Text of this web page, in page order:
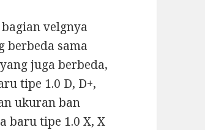
velgnya
berbeda sama
juga berbeda,
tipe 1.0 D, D+,
ukuran ban
baru tipe 1.0 X, X